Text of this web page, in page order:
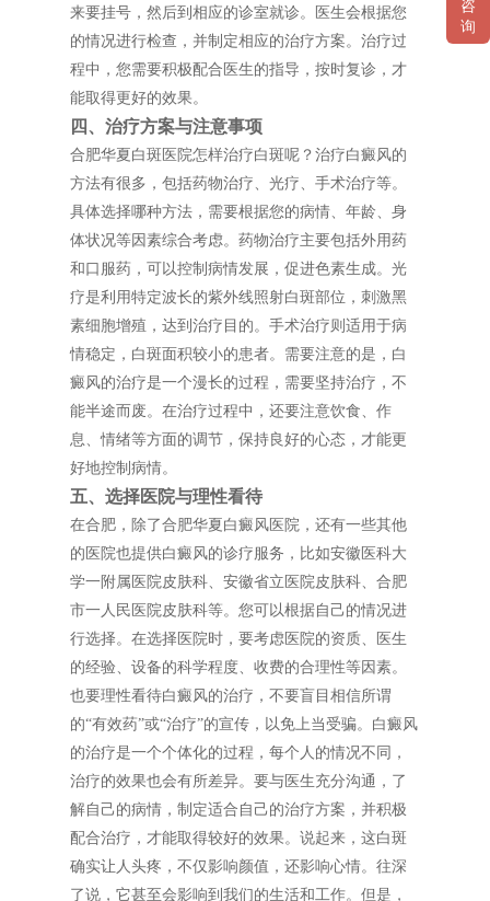
来要挂号，然后到相应的诊室就诊。医生会根据您
的情况进行检查，并制定相应的治疗方案。治疗过
程中，您需要积极配合医生的指导，按时复诊，才
能取得更好的效果。
四、治疗方案与注意事项
合肥华夏白斑医院怎样治疗白斑呢？治疗白癜风的
方法有很多，包括药物治疗、光疗、手术治疗等。
具体选择哪种方法，需要根据您的病情、年龄、身
体状况等因素综合考虑。药物治疗主要包括外用药
和口服药，可以控制病情发展，促进色素生成。光
疗是利用特定波长的紫外线照射白斑部位，刺激黑
素细胞增殖，达到治疗目的。手术治疗则适用于病
情稳定，白斑面积较小的患者。需要注意的是，白
癜风的治疗是一个漫长的过程，需要坚持治疗，不
能半途而废。在治疗过程中，还要注意饮食、作
息、情绪等方面的调节，保持良好的心态，才能更
好地控制病情。
五、选择医院与理性看待
在合肥，除了合肥华夏白癜风医院，还有一些其他
的医院也提供白癜风的诊疗服务，比如安徽医科大
学一附属医院皮肤科、安徽省立医院皮肤科、合肥
市一人民医院皮肤科等。您可以根据自己的情况进
行选择。在选择医院时，要考虑医院的资质、医生
的经验、设备的科学程度、收费的合理性等因素。
也要理性看待白癜风的治疗，不要盲目相信所谓
的“有效药”或“治疗”的宣传，以免上当受骗。白癜风
的治疗是一个个体化的过程，每个人的情况不同，
治疗的效果也会有所差异。要与医生充分沟通，了
解自己的病情，制定适合自己的治疗方案，并积极
配合治疗，才能取得较好的效果。说起来，这白斑
确实让人头疼，不仅影响颜值，还影响心情。往深
了说，它甚至会影响到我们的生活和工作。但是，
咨
询